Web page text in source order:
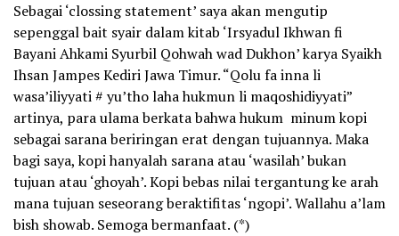
Sebagai ‘clossing statement’ saya akan mengutip
sepenggal bait syair dalam kitab ‘Irsyadul Ikhwan fi
Bayani Ahkami Syurbil Qohwah wad Dukhon’ karya Syaikh
Ihsan Jampes Kediri Jawa Timur. “Qolu fa inna li
wasa’iliyyati # yu’tho laha hukmun li maqoshidiyyati”
artinya, para ulama berkata bahwa hukum minum kopi
sebagai sarana beriringan erat dengan tujuannya. Maka
bagi saya, kopi hanyalah sarana atau ‘wasilah’ bukan
tujuan atau ‘ghoyah’. Kopi bebas nilai tergantung ke arah
mana tujuan seseorang beraktifitas ‘ngopi’. Wallahu a’lam
bish showab. Semoga bermanfaat. (*)